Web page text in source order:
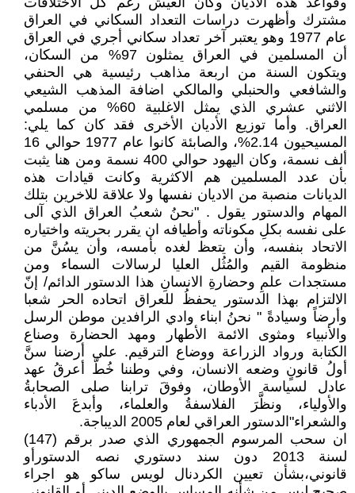
مشترك وأظهرت دراسات التعداد السكاني في العراق
عام 1977 وهو يعتبر آخر تعداد سكاني أجري في العراق
أن المسلمين في العراق يمثلون 97% من السكان،
ويتكون السنة من اربعة مذاهب رئيسية هي الحنفي
والشافعي والحنبلي والمالكي اضافة المذهب الشيعي
الاثني عشري الذي يمثل الاغلبية 60% من مسلمي
العراق. وأما توزيع الأديان الأخرى فقد كان كما يلي:
المسيحيون 2.14%، والصابئة كانوا عام 1977 حوالي 16
ألف نسمة، وكان اليهود حوالي 400 نسمة ومن هنا يثبت
بأن عدد المسلمين هم الاكثرية وكانت قيادات هذه
الديانات منصبة من الاديان نفسها ولا علاقة للاخرين بتلك
المهام والدستور يقول . "نحنُ شعبُ العراق الذي آلى
على نفسه بكلِ مكوناته وأطيافه ان يقرر بحريته واختياره
الاتحاد بنفسه، وأن يتعظ لغده بأمسه، وأن يسُنَّ من
منظومة القيم والمُثُل العليا لرسالات السماء ومن
مستجدات علمِ وحضارةِ الانسانِ هذا الدستور الدائم/ إنّ
الالتزام بهذا الدستور يحفظُ للعراق اتحاده الحر شعبا
وأرضاً وسيادةً " نحنُ ابناء وادي الرافدين موطن الرسل
والأنبياء ومثوى الائمة الأطهار ومهد الحضارة وصناع
الكتابة ورواد الزراعة ووضاع الترقيم. على أرضنا سنَّ
أولُ قانونٍ وضعه الانسان، وفي وطننا خُطَّ أعرقُ عهد
عادل لسياسة الأوطان، وفوقَ ترابنا صلى الصحابةُ
والأولياء، ونظَّرَ الفلاسفةُ والعلماء، وأبدعَ الأدباء
والشعراء"الدستور العراقي لعام 2005 الديباجة.
ان سحب المرسوم الجمهوري الذي صدر برقم (147)
لسنة 2013 دون سند دستوري نصه الدستورأو
قانوني،بشأن تعيين الكردنال لويس ساكو هو اجراء